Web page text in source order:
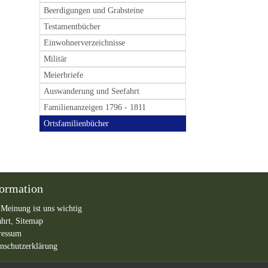
Beerdigungen und Grabsteine
Testamentbücher
Einwohnerverzeichnisse
Militär
Meierbriefe
Auswanderung und Seefahrt
Familienanzeigen 1796 - 1811
Ortsfamilienbücher
ist uns wichtig
Sitemap